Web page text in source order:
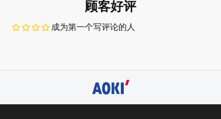
顾客好评
成为第一个写评论的人